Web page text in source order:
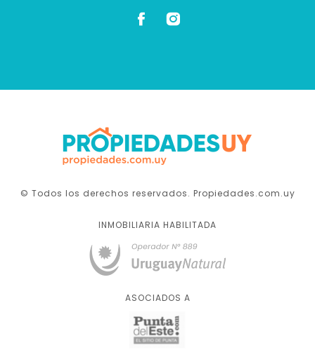
© Todos los derechos reservados. Propiedades.com.uy
INMOBILIARIA HABILITADA
ASOCIADOS A